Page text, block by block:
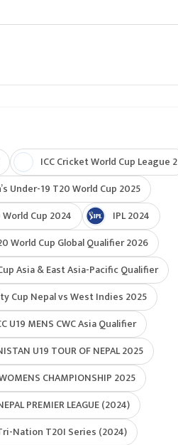
ICC Cricket World Cup League 2
Under-19 T20 World Cup 2025
Cup 2024
IPL 2024
World Cup Global Qualifier 2026
Asia & East Asia-Pacific Qualifier
Cup Nepal vs West Indies 2025
U19 MENS CWC Asia Qualifier
U19 TOUR OF NEPAL 2025
CHAMPIONSHIP 2025
PREMIER LEAGUE (2024)
Nation T20I Series (2024)